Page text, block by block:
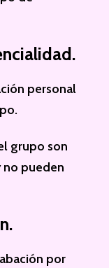
personal
grupo son
no pueden
por